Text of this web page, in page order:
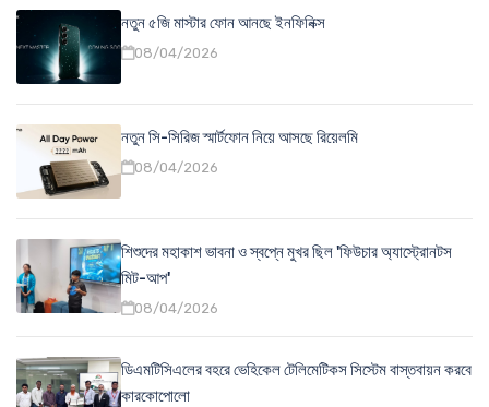
নতুন ৫জি মাস্টার ফোন আনছে ইনফিনিক্স
08/04/2026
নতুন সি-সিরিজ স্মার্টফোন নিয়ে আসছে রিয়েলমি
08/04/2026
শিশুদের মহাকাশ ভাবনা ও স্বপ্নে মুখর ছিল 'ফিউচার অ্যাস্ট্রোনটস
মিট-আপ'
08/04/2026
ডিএমটিসিএলের বহরে ভেহিকেল টেলিমেটিকস সিস্টেম বাস্তবায়ন করবে
কারকোপোলো